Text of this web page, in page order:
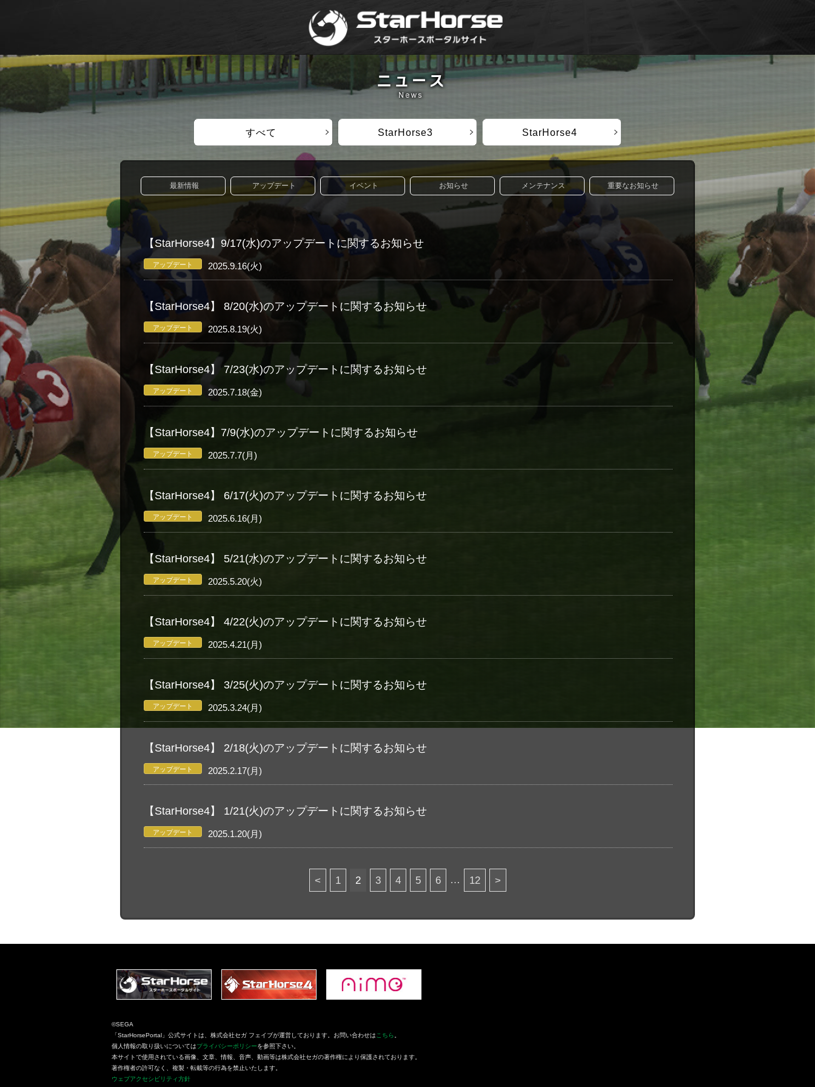
すべて StarHorse3 StarHorse4
最新情報 アップデート イベント お知らせ メンテナンス 重要なお知らせ
【StarHorse4】9/17(水)のアップデートに関するお知らせ
アップデート 2025.9.16(火)
【StarHorse4】 8/20(水)のアップデートに関するお知らせ
アップデート 2025.8.19(火)
【StarHorse4】 7/23(水)のアップデートに関するお知らせ
アップデート 2025.7.18(金)
【StarHorse4】7/9(水)のアップデートに関するお知らせ
アップデート 2025.7.7(月)
【StarHorse4】 6/17(火)のアップデートに関するお知らせ
アップデート 2025.6.16(月)
【StarHorse4】 5/21(水)のアップデートに関するお知らせ
アップデート 2025.5.20(火)
【StarHorse4】 4/22(火)のアップデートに関するお知らせ
アップデート 2025.4.21(月)
【StarHorse4】 3/25(火)のアップデートに関するお知らせ
アップデート 2025.3.24(月)
【StarHorse4】 2/18(火)のアップデートに関するお知らせ
アップデート 2025.2.17(月)
【StarHorse4】 1/21(火)のアップデートに関するお知らせ
アップデート 2025.1.20(月)
< 1 2 3 4 5 6 … 12 >
©SEGA
「StarHorsePortal」公式サイトは、株式会社セガ フェイブが運営しております。お問い合わせはこちら。
個人情報の取り扱いについてはプライバシーポリシーを参照下さい。
本サイトで使用されている画像、文章、情報、音声、動画等は株式会社セガの著作権により保護されております。
著作権者の許可なく、複製・転載等の行為を禁止いたします。
ウェブアクセシビリティ方針